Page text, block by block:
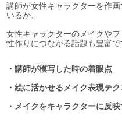
講師が女性キャラクターを作
いるか、
女性キャラクターのメイクや
性作りにつながる話題も豊富で
・講師が模写した時の着眼点
・絵に活かせるメイク表現テク
・メイクをキャラクターに反